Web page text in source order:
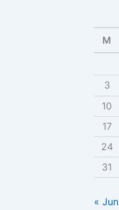
c
r
M
3
10
17
24
31
« Jun